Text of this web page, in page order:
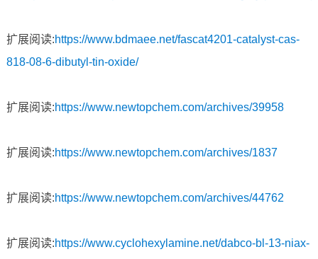
扩展阅读:https://www.bdmaee.net/fascat4201-catalyst-cas-
818-08-6-dibutyl-tin-oxide/
扩展阅读:https://www.newtopchem.com/archives/39958
扩展阅读:https://www.newtopchem.com/archives/1837
扩展阅读:https://www.newtopchem.com/archives/44762
扩展阅读:https://www.cyclohexylamine.net/dabco-bl-13-niax-